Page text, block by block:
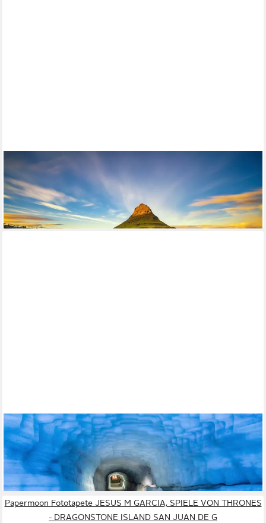
PAPERMOON
Fototapete KIRKJUFELL-WASSERFALL FLUSS ISLAND BERG
SONNENUNTERGANG
ab 22,87 €
lieferbar - in 2-3 Werktagen bei dir
PAPERMOON
Fototapete GROTTE-TUNNEL EIS GLETSCHER HÖHLE ISLAND
LANGJOKULL
ab 22,87 €
lieferbar - in 2-3 Werktagen bei dir
Papermoon Fototapete JESUS M GARCIA, SPIELE VON THRONES
- DRAGONSTONE ISLAND SAN JUAN DE G